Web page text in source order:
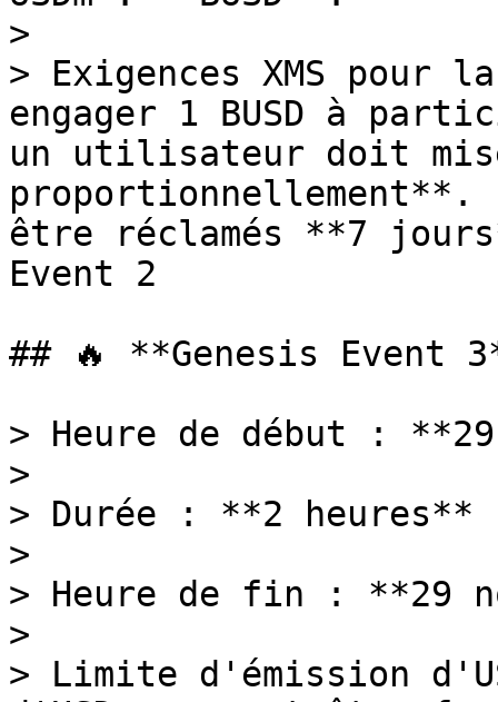
>
> Exigences XMS
engager 1 BUSD à
un utilisateur doit
proportionnellement**.
être réclamés **7
Event 2
## 🔥 **Genesis Event
> Heure de début : **29
>
> Durée : **2 heures**
>
> Heure de fin : **29
>
> Limite d'émission